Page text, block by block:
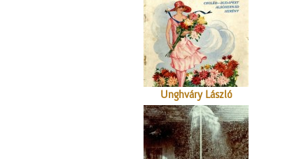
Unghváry László
árjegyzéke